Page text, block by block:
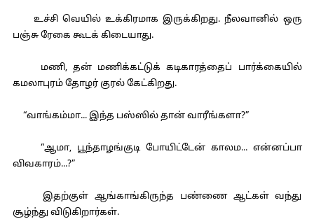
உச்சி வெயில் உக்கிரமாக இருக்கிறது. நீலவானில் ஒரு
பஞ்சு ரேகை கூடக் கிடையாது.
மணி, தன் மணிக்கட்டுக் கடிகாரத்தைப் பார்க்கையில்
கமலாபுரம் தோழர் குரல் கேட்கிறது.
“வாங்கம்மா... இந்த பஸ்ஸில் தான் வாரீங்களா?”
“ஆமா, பூந்தாழங்குடி போயிட்டேன் காலம... என்னப்பா
விவகாரம்...?”
இதற்குள் ஆங்காங்கிருந்த பண்ணை ஆட்கள் வந்து
சூழ்ந்து விடுகிறார்கள்.